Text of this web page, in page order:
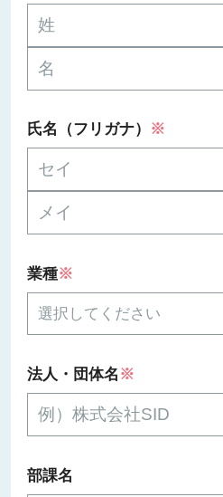
氏名（フリガナ） ※
業種※
法人・団体名 ※
部課名